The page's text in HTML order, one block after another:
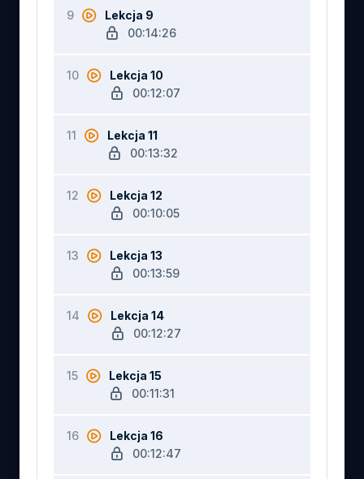
9
Lekcja 9
00:14:26
10
Lekcja 10
00:12:07
11
Lekcja 11
00:13:32
12
Lekcja 12
00:10:05
13
Lekcja 13
00:13:59
14
Lekcja 14
00:12:27
15
Lekcja 15
00:11:31
16
Lekcja 16
00:12:47